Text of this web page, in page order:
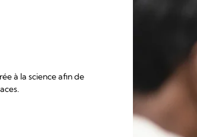
à la science afin de